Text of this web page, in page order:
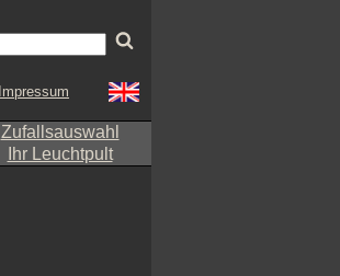
Impressum
Zufallsauswahl
Ihr Leuchtpult